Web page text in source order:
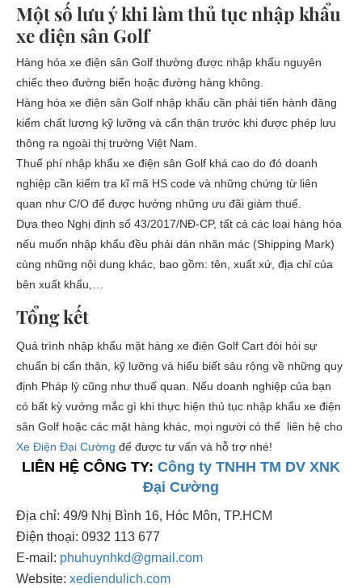
Một số lưu ý khi làm thủ tục nhập khẩu
xe điện sân Golf
Hàng hóa xe điện sân Golf thường được nhập khẩu nguyên
chiếc theo đường biển hoặc đường hàng không.
Hàng hóa xe điện sân Golf nhập khẩu cần phải tiến hành đăng
kiểm chất lượng kỹ lưỡng và cẩn thận trước khi được phép lưu
thông ra ngoài thị trường Việt Nam.
Thuế phí nhập khẩu xe điện sân Golf khá cao do đó doanh
nghiệp cần kiểm tra kĩ mã HS code và những chứng từ liên
quan như C/O để được hưởng những ưu đãi giảm thuế.
Dựa theo Nghị định số 43/2017/NĐ-CP, tất cả các loại hàng hóa
nếu muốn nhập khẩu đều phải dán nhãn mác (Shipping Mark)
cùng những nội dung khác, bao gồm: tên, xuất xứ, địa chỉ của
bên xuất khẩu,…
Tổng kết
Quá trình nhập khẩu mặt hàng xe điện Golf Cart đòi hỏi sự
chuẩn bị cẩn thận, kỹ lưỡng và hiểu biết sâu rộng về những quy
định Pháp lý cũng như thuế quan. Nếu doanh nghiệp của bạn
có bất kỳ vướng mắc gì khi thực hiện thủ tục nhập khẩu xe điện
sân Golf hoặc các mặt hàng khác, mọi người có thể liên hệ cho
Xe Điện Đại Cường để được tư vấn và hỗ trợ nhé!
LIÊN HỆ CÔNG TY: Công ty TNHH TM DV XNK
Đại Cường
Địa chỉ: 49/9 Nhị Bình 16, Hóc Môn, TP.HCM
Điện thoại: 0932 113 677
E-mail: phuhuynhkd@gmail.com
Website: xediendulich.com